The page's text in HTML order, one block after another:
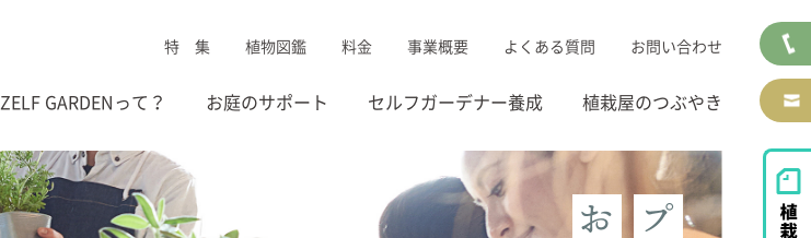
ZELF GARDENって？ お庭のサポート セルフガーデナー養成 植栽屋のつぶやき
特 集 植物図鑑 料金 事業概要 よくある質問 お問い合わせ